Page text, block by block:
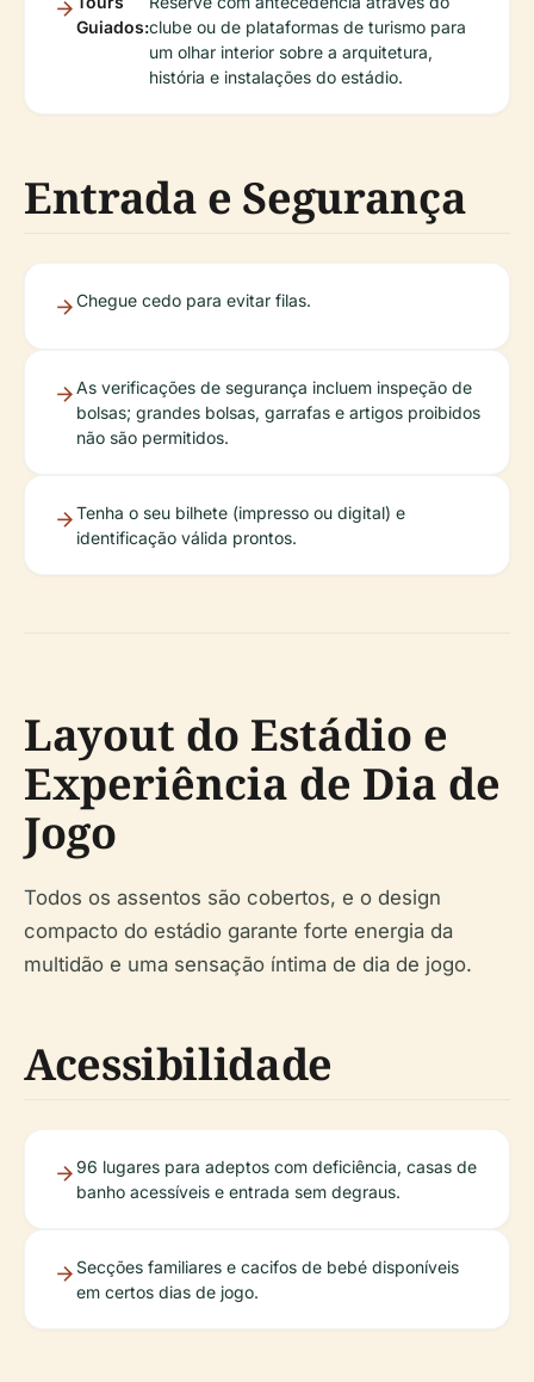
Guiados:clube ou de plataformas de turismo para
um olhar interior sobre a arquitetura,
história e instalações do estádio.
Entrada e Segurança
Chegue cedo para evitar filas.
As verificações de segurança incluem inspeção de
bolsas; grandes bolsas, garrafas e artigos proibidos
não são permitidos.
Tenha o seu bilhete (impresso ou digital) e
identificação válida prontos.
Layout do Estádio e
Experiência de Dia de
Jogo
Todos os assentos são cobertos, e o design
compacto do estádio garante forte energia da
multidão e uma sensação íntima de dia de jogo.
Acessibilidade
96 lugares para adeptos com deficiência, casas de
banho acessíveis e entrada sem degraus.
Secções familiares e cacifos de bebé disponíveis
em certos dias de jogo.